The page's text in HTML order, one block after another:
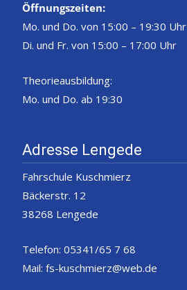
Öffnungszeiten:
Mo. und Do. von 15:00 – 19:30 Uhr
Di. und Fr. von 15:00 – 17:00 Uhr
Theorieausbildung:
Mo. und Do. ab 19:30
Adresse Lengede
Fahrschule Kuschmierz
Bäckerstr. 12
38268 Lengede
Telefon: 05341/65 7 68
Mail: fs-kuschmierz@web.de